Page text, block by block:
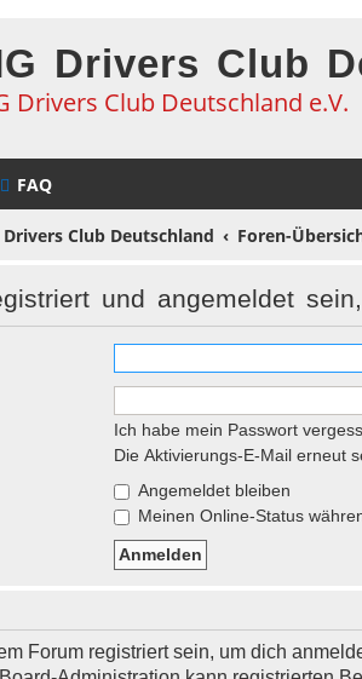
Drivers Club
Drivers Club Deutschland e.V.
FAQ
Club Deutschland Foren-
und angemeldet
Ich habe mein Passwort
Die Aktivierungs-E-Mail erneut
Angemeldet bleiben
Meinen Online-Status
Forum registriert sein, um dich